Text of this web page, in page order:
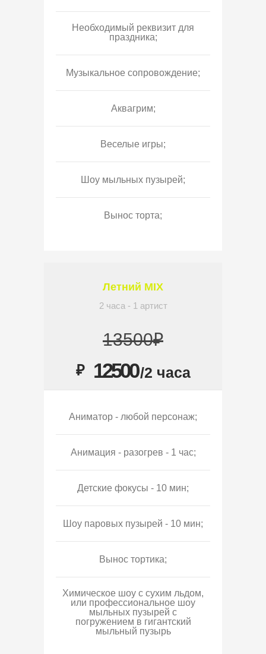
Необходимый реквизит для
праздника;
Музыкальное сопровождение;
Аквагрим;
Веселые игры;
Шоу мыльных пузырей;
Вынос торта;
Летний MIX
2 часа - 1 артист
13500₽
₽ 12500/2 часа
Аниматор - любой персонаж;
Анимация - разогрев - 1 час;
Детские фокусы - 10 мин;
Шоу паровых пузырей - 10 мин;
Вынос тортика;
Химическое шоу с сухим льдом,
или профессиональное шоу
мыльных пузырей с
погружением в гигантский
мыльный пузырь